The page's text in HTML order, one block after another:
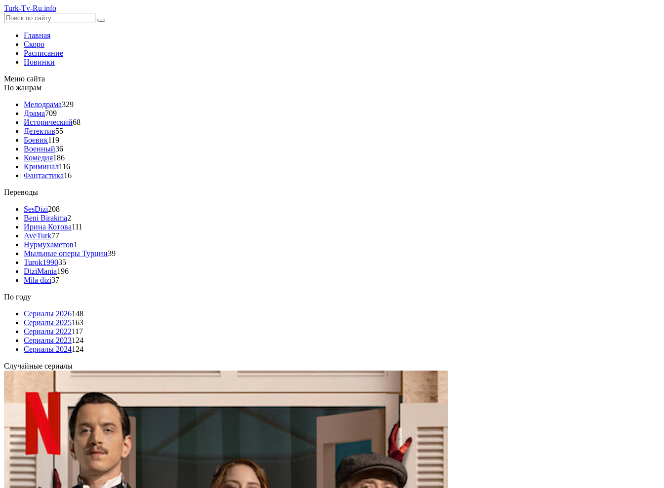
Turk-Tv-Ru.info
Главная
Скоро
Расписание
Новинки
Меню сайта
По жанрам
Мелодрама329
Драма709
Исторический68
Детектив55
Боевик119
Военный36
Комедия186
Криминал116
Фантастика16
Переводы
SesDizi208
Beni Birakma2
Ирина Котова111
AveTurk77
Нурмухаметов1
Мыльные оперы Турции39
Turok199035
DiziMania196
Mila dizi37
По году
Сериалы 2026148
Сериалы 2025163
Сериалы 2022117
Сериалы 2023124
Сериалы 2024124
Случайные сериалы